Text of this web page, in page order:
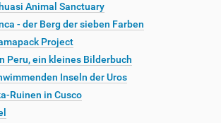
Animal Sanctuary
- der Berg der sieben Farben
Project
Peru, ein kleines Bilderbuch
Inseln der Uros
Ruinen in Cusco